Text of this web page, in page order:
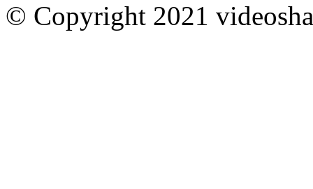
© Copyright 2021